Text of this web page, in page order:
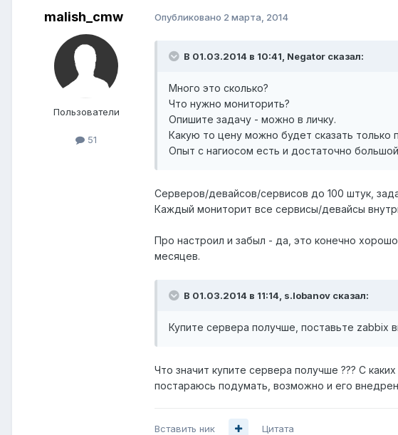
malish_cmw
Пользователи
51
Опубликовано 2 марта, 2014
В 01.03.2014 в 10:41, Negator сказал:
Много это сколько?
Что нужно мониторить?
Опишите задачу - можно в личку.
Какую то цену можно будет сказать только
Опыт с нагиосом есть и достаточно
Серверов/девайсов/сервисов до 100 штук,
Каждый мониторит все сервисы/девайсы
Про настроил и забыл - да, это конечно
месяцев.
В 01.03.2014 в 11:14, s.lobanov сказал:
Купите сервера получше, поставьте zabbix
Что значит купите сервера получше ??? С
постараюсь подумать, возможно и его
Вставить ник Цитата